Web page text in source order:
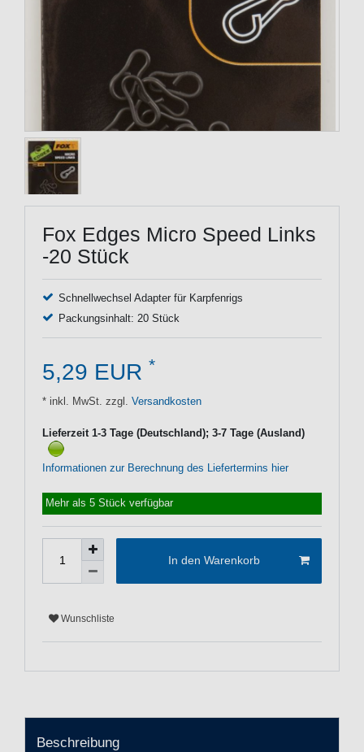
Fox Edges Micro Speed Links
-20 Stück
Schnellwechsel Adapter für Karpfenrigs
Packungsinhalt: 20 Stück
5,29 EUR *
* inkl. MwSt. zzgl. Versandkosten
Lieferzeit 1-3 Tage (Deutschland); 3-7 Tage (Ausland)
Informationen zur Berechnung des Liefertermins hier
Mehr als 5 Stück verfügbar
In den Warenkorb
Wunschliste
Beschreibung